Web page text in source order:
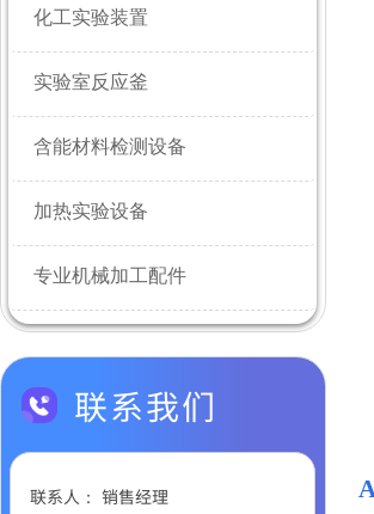
化工实验装置
实验室反应釜
含能材料检测设备
加热实验设备
专业机械加工配件
联系我们
联系人： 销售经理